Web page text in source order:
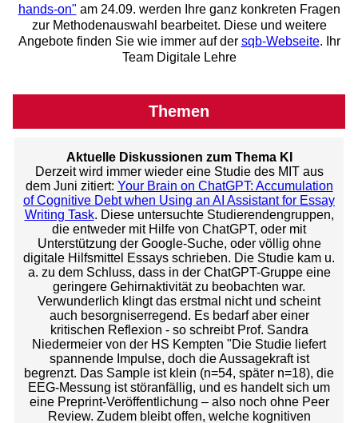
hands-on" am 24.09. werden Ihre ganz konkreten Fragen
zur Methodenauswahl bearbeitet. Diese und weitere
Angebote finden Sie wie immer auf der sqb-Webseite. Ihr
Team Digitale Lehre
Themen
Aktuelle Diskussionen zum Thema KI
Derzeit wird immer wieder eine Studie des MIT aus
dem Juni zitiert: Your Brain on ChatGPT: Accumulation
of Cognitive Debt when Using an AI Assistant for Essay
Writing Task. Diese untersuchte Studierendengruppen,
die entweder mit Hilfe von ChatGPT, oder mit
Unterstützung der Google-Suche, oder völlig ohne
digitale Hilfsmittel Essays schrieben. Die Studie kam u.
a. zu dem Schluss, dass in der ChatGPT-Gruppe eine
geringere Gehirnaktivität zu beobachten war.
Verwunderlich klingt das erstmal nicht und scheint
auch besorgniserregend. Es bedarf aber einer
kritischen Reflexion - so schreibt Prof. Sandra
Niedermeier von der HS Kempten "Die Studie liefert
spannende Impulse, doch die Aussagekraft ist
begrenzt. Das Sample ist klein (n=54, später n=18), die
EEG-Messung ist störanfällig, und es handelt sich um
eine Preprint-Veröffentlichung – also noch ohne Peer
Review. Zudem bleibt offen, welche kognitiven